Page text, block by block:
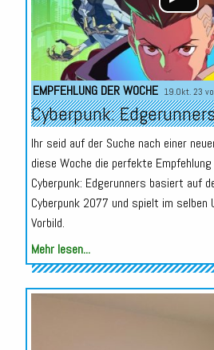
EMPFEHLUNG DER WOCHE 19.Okt. 23
Cyberpunk:
Ihr seid auf der Suche nach einer
diese Woche die perfekte
Cyberpunk: Edgerunners basiert auf
Cyberpunk 2077 und spielt im selben
Vorbild.
Mehr lesen...